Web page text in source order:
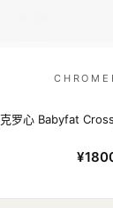
克罗心 Babyfat